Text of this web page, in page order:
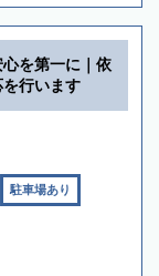
心を第一に｜依
行います
駐車場あり